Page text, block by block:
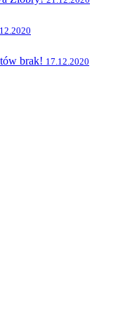
brak! 17.12.2020